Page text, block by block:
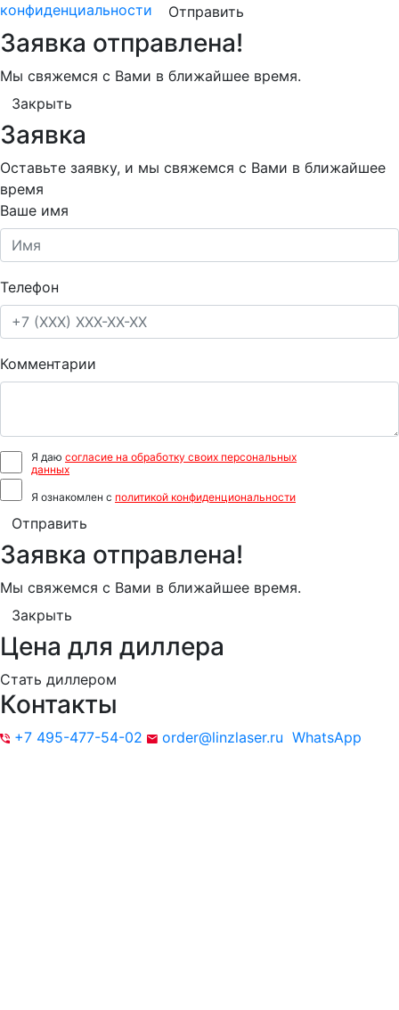
конфиденциальности
Отправить
Заявка отправлена!
Мы свяжемся с Вами в ближайшее время.
Закрыть
Заявка
Оставьте заявку, и мы свяжемся с Вами в ближайшее
время
Ваше имя
Телефон
Комментарии
Я даю согласие на обработку своих персональных
данных
Я ознакомлен с политикой конфиденциональности
Отправить
Заявка отправлена!
Мы свяжемся с Вами в ближайшее время.
Закрыть
Цена для диллера
Стать диллером
Контакты
+7 495-477-54-02 order@linzlaser.ru WhatsApp